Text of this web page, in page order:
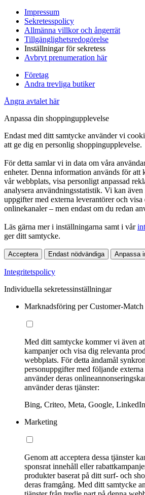
Impressum
Sekretesspolicy
Allmänna villkor och ångerrät
Tillgänglighetsredogörelse
Inställningar för sekretess
Avbryt prenumeration här
Företag
Andra trevliga butiker
Ångra avtalet här
Anpassa din shoppingupplevelse
Endast med ditt samtycke använder vi
att ge dig en personlig shoppingupplevelse.
För detta samlar vi in data om våra
enheter. Denna information används för att
vår webbplats, visa personligt anpassad
analysera användningsstatistik. Vi kan
uppgifter med externa leverantörer och visa
onlinekanaler – men endast om du redan
Läs gärna mer i inställningarna samt i vår
ger ditt samtycke.
Acceptera Endast nödvändiga Anpassa
Integritetspolicy
Individuella sekretessinställningar
Marknadsföring per Customer-Match
Med ditt samtycke kommer vi även
kampanjer och visa dig relevanta
webbplats. För detta ändamål
personuppgifter med följande
använder deras
använder deras tjänster:
Bing, Criteo, Meta, Google,
Marketing
Genom att acceptera dessa tjänster
sponsrat innehåll eller
produkter baserat på ditt surf- och
deras framgång. Med ditt samtycke